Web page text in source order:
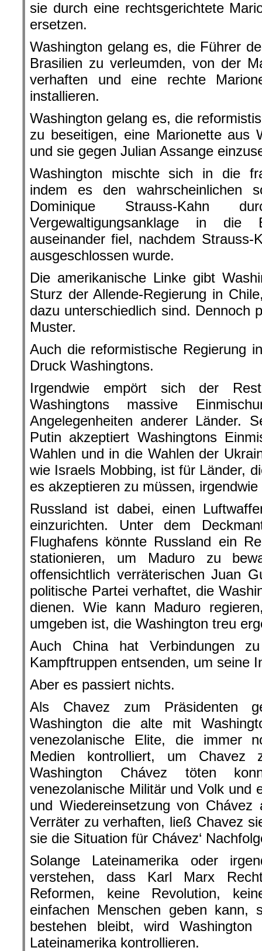
sie durch eine rechtsgerichtete
ersetzen.
Washington gelang es, die Führer
Brasilien zu verleumden, von der
verhaften und eine rechte
installieren.
Washington gelang es, die
zu beseitigen, eine Marionette aus
und sie gegen Julian Assange
Washington mischte sich in die
indem es den wahrscheinlichen
Dominique Strauss-Kahn
Vergewaltigungsanklage in
auseinander fiel, nachdem Strauss-
ausgeschlossen wurde.
Die amerikanische Linke gibt
Sturz der Allende-Regierung in
dazu unterschiedlich sind. Dennoch
Muster.
Auch die reformistische Regierung
Druck Washingtons.
Irgendwie empört sich der
Washingtons massive
Angelegenheiten anderer Länder.
Putin akzeptiert Washingtons
Wahlen und in die Wahlen der
wie Israels Mobbing, ist für Länder,
es akzeptieren zu müssen,
Russland ist dabei, einen
einzurichten. Unter dem
Flughafens könnte Russland ein
stationieren, um Maduro zu
offensichtlich verräterischen Juan
politische Partei verhaftet, die
dienen. Wie kann Maduro
umgeben ist, die Washington treu
Auch China hat Verbindungen
Kampftruppen entsenden, um seine
Aber es passiert nichts.
Als Chavez zum Präsidenten
Washington die alte mit
venezolanische Elite, die immer
Medien kontrolliert, um Chavez
Washington Chávez töten
venezolanische Militär und Volk und
und Wiedereinsetzung von
Verräter zu verhaften, ließ Chavez
sie die Situation für Chávez‘
Solange Lateinamerika oder
verstehen, dass Karl Marx
Reformen, keine Revolution,
einfachen Menschen geben kann,
bestehen bleibt, wird
Lateinamerika kontrollieren.